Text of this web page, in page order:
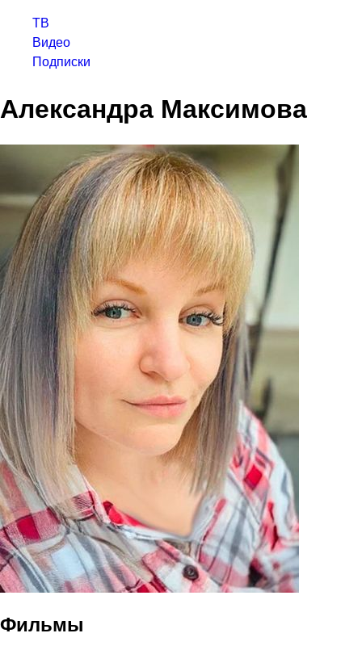
ТВ
Видео
Подписки
Александра Максимова
Фильмы